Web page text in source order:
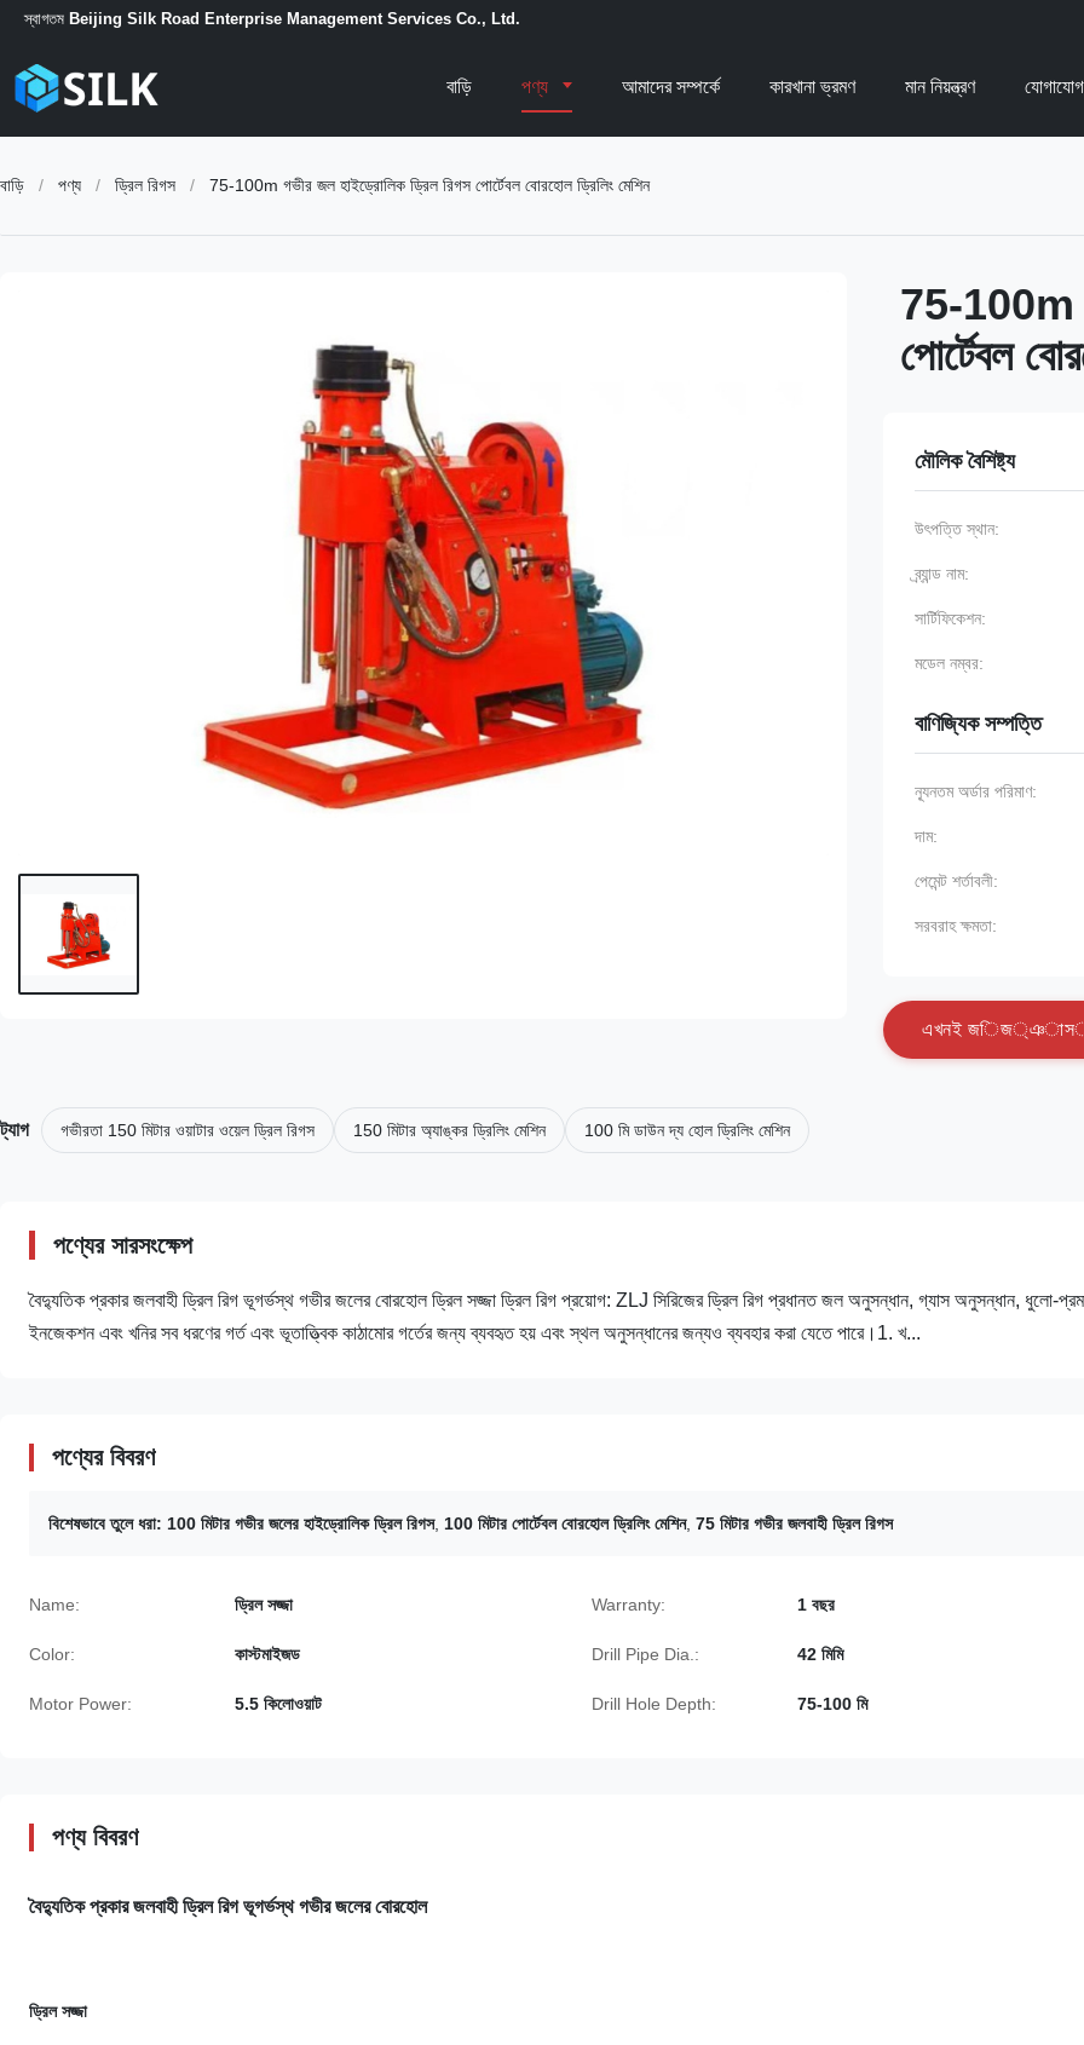
স্বাগতম Beijing Silk Road Enterprise Management Services Co., Ltd.
বাড়ি পণ্য আমাদের সম্পর্কে কারখানা ভ্রমণ মান নিয়ন্ত্রণ
বাড়ি / পণ্য / ড্রিল রিগস / 75-100m গভীর জল হাইড্রোলিক ড্রিল রিগস পোর্টেবল বোরহোল ড্রিলিং মেশিন
75-100m
পোর্টেবল
মৌলিক বৈশিষ্ট্য
উৎপত্তি স্থান:
ব্র্যান্ড নাম:
সার্টিফিকেশন:
মডেল নম্বর:
বাণিজ্যিক সম্পত্তি
ন্যূনতম অর্ডার পরিমাণ:
দাম:
পেমেন্ট শর্তাবলী:
সরবরাহ ক্ষমতা:
এখনই জিজ্ঞাস
ট্যাগ গভীরতা 150 মিটার ওয়াটার ওয়েল ড্রিল রিগস 150 মিটার অ্যাঙ্কর ড্রিলিং মেশিন 100 মি ডাউন দ্য হোল ড্রিলিং মেশিন
পণ্যের সারসংক্ষেপ
বৈদ্যুতিক প্রকার জলবাহী ড্রিল রিগ ভূগর্ভস্থ গভীর জলের বোরহোল ড্রিল সজ্জা ড্রিল রিগ প্রয়োগ: ZLJ সিরিজের ড্রিল রিগ প্রধানত জল অনুসন্ধান, গ্যাস অনুসন্ধান, ধুলো-
ইনজেকশন এবং খনির সব ধরণের গর্ত এবং ভূতাত্ত্বিক কাঠামোর গর্তের জন্য ব্যবহৃত হয় এবং স্থল অনুসন্ধানের জন্যও ব্যবহার করা যেতে পারে।1. খ...
পণ্যের বিবরণ
বিশেষভাবে তুলে ধরা: 100 মিটার গভীর জলের হাইড্রোলিক ড্রিল রিগস, 100 মিটার পোর্টেবল বোরহোল ড্রিলিং মেশিন, 75 মিটার গভীর জলবাহী ড্রিল রিগস
Name: ড্রিল সজ্জা Warranty: 1 বছর
Color: কাস্টমাইজড Drill Pipe Dia.: 42 মিমি
Motor Power: 5.5 কিলোওয়াট Drill Hole Depth: 75-100 মি
পণ্য বিবরণ
বৈদ্যুতিক প্রকার জলবাহী ড্রিল রিগ ভূগর্ভস্থ গভীর জলের বোরহোল
ড্রিল সজ্জা